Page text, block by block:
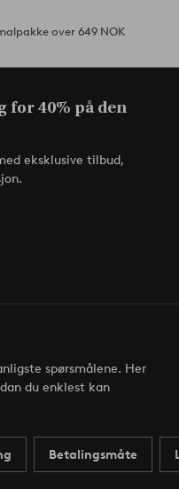
over 649 NOK
for 40% på den
eksklusive tilbud,
spørsmålene. Her
du enklest kan
Betalingsmåte